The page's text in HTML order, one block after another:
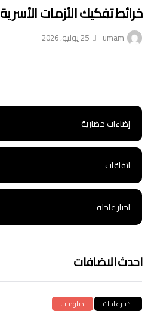
خرائط تفكيك الأزمات الأسرية
umam 25 يوليو، 2026
إضاءات حضارية
اتفاقات
اخبار عاجلة
احدث الاضافات
اخبار عاجلة دبلومات